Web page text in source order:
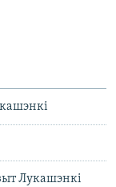
Лукашэнкі